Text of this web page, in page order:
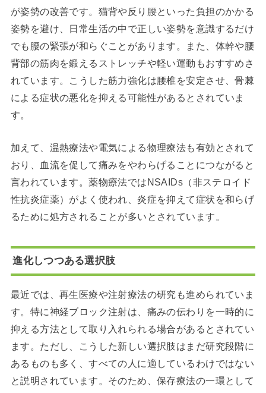
が姿勢の改善です。猫背や反り腰といった負担のかかる
姿勢を避け、日常生活の中で正しい姿勢を意識するだけ
でも腰の緊張が和らぐことがあります。また、体幹や腰
背部の筋肉を鍛えるストレッチや軽い運動もおすすめさ
れています。こうした筋力強化は腰椎を安定させ、骨棘
による症状の悪化を抑える可能性があるとされていま
す。
加えて、温熱療法や電気による物理療法も有効とされて
おり、血流を促して痛みをやわらげることにつながると
言われています。薬物療法ではNSAIDs（非ステロイド
性抗炎症薬）がよく使われ、炎症を抑えて症状を和らげ
るために処方されることが多いとされています。
進化しつつある選択肢
最近では、再生医療や注射療法の研究も進められていま
す。特に神経ブロック注射は、痛みの伝わりを一時的に
抑える方法として取り入れられる場合があるとされてい
ます。ただし、こうした新しい選択肢はまだ研究段階に
あるものも多く、すべての人に適しているわけではない
と説明されています。そのため、保存療法の一環として